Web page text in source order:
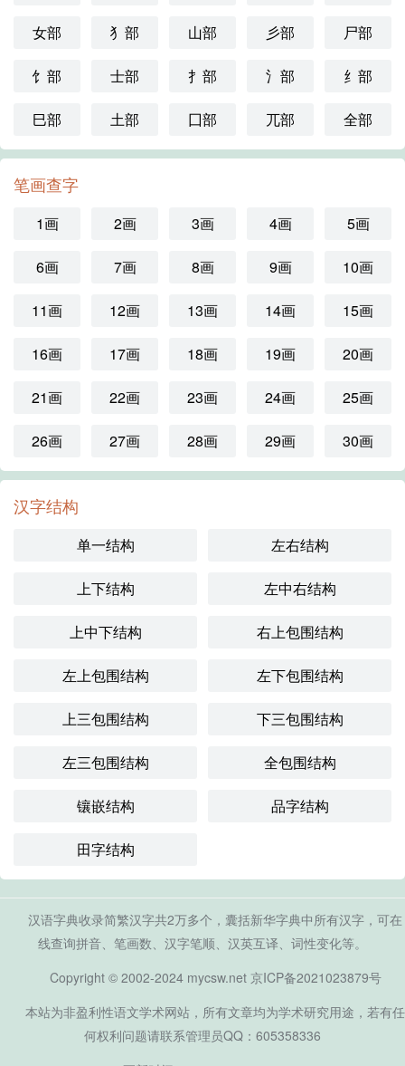
女部 犭部 山部 彡部 尸部
饣部 士部 扌部 氵部 纟部
巳部 土部 囗部 兀部 全部
笔画查字
1画 2画 3画 4画 5画
6画 7画 8画 9画 10画
11画 12画 13画 14画 15画
16画 17画 18画 19画 20画
21画 22画 23画 24画 25画
26画 27画 28画 29画 30画
汉字结构
单一结构 左右结构
上下结构 左中右结构
上中下结构 右上包围结构
左上包围结构 左下包围结构
上三包围结构 下三包围结构
左三包围结构 全包围结构
镶嵌结构 品字结构
田字结构
汉语字典收录简繁汉字共2万多个，囊括新华字典中所有汉字，可在
线查询拼音、笔画数、汉字笔顺、汉英互译、词性变化等。
Copyright © 2002-2024 mycsw.net 京ICP备2021023879号
本站为非盈利性语文学术网站，所有文章均为学术研究用途，若有任
何权利问题请联系管理员QQ：605358336